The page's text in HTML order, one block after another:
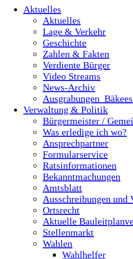
Aktuelles
Aktuelles
Lage & Verkehr
Geschichte
Zahlen & Fakten
Verdiente Bürger
Video Streams
News-Archiv
Verwaltung & Politik
Bürgermeister /
Was erledige ich wo?
Ansprechpartner
Formularservice
Ratsinformationen
Bekanntmachungen
Amtsblatt
Ausschreibungen und
Ortsrecht
Aktuelle
Stellenmarkt
Wahlen
Wahlhelfer